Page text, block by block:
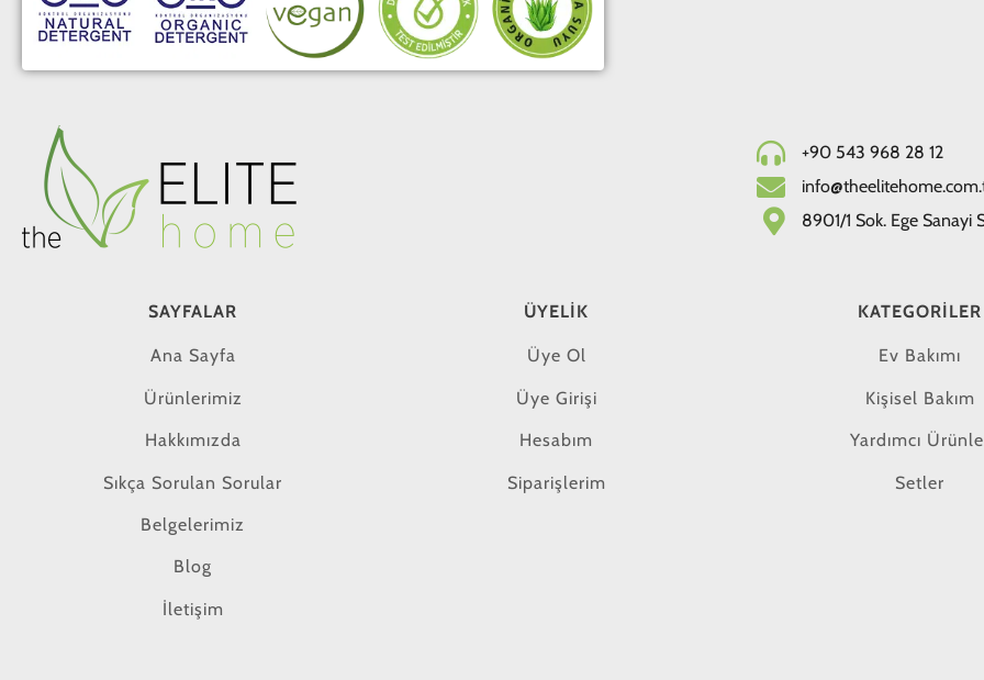
+90 543 968 28 12
8901/1 Sok. Ege Sanayi
SAYFALAR
Ana Sayfa
Ürünlerimiz
Hakkımızda
Sıkça Sorulan Sorular
Belgelerimiz
Blog
İletişim
ÜYELIK
Üye Ol
Üye Girişi
Hesabım
Siparişlerim
KATEGORILER
Ev Bakımı
Kişisel Bakım
Yardımcı
Setler